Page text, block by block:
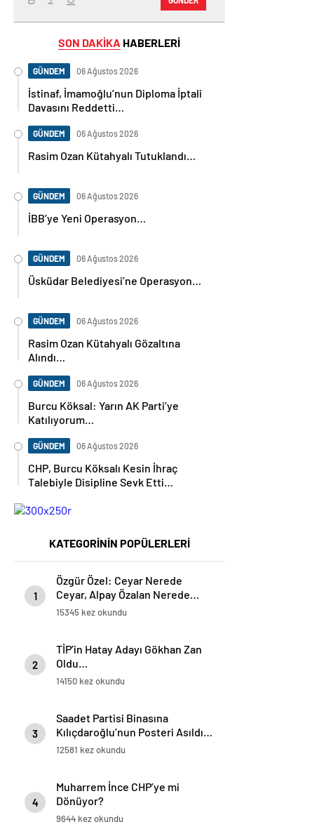
SON DAKİKA HABERLERİ
GÜNDEM 06 Ağustos 2026
İstinaf, İmamoğlu’nun Diploma İptali
Davasını Reddetti…
GÜNDEM 06 Ağustos 2026
Rasim Ozan Kütahyalı Tutuklandı…
GÜNDEM 06 Ağustos 2026
İBB’ye Yeni Operasyon…
GÜNDEM 06 Ağustos 2026
Üsküdar Belediyesi’ne Operasyon…
GÜNDEM 06 Ağustos 2026
Rasim Ozan Kütahyalı Gözaltına
Alındı…
GÜNDEM 06 Ağustos 2026
Burcu Köksal: Yarın AK Parti’ye
Katılıyorum…
GÜNDEM 06 Ağustos 2026
CHP, Burcu Köksalı Kesin İhraç
Talebiyle Disipline Sevk Etti…
KATEGORİNİN POPÜLERLERİ
1
Özgür Özel: Ceyar Nerede
Ceyar, Alpay Özalan Nerede…
15345 kez okundu
2
TİP’in Hatay Adayı Gökhan Zan
Oldu…
14150 kez okundu
3
Saadet Partisi Binasına
Kılıçdaroğlu’nun Posteri Asıldı…
12581 kez okundu
4
Muharrem İnce CHP’ye mi
Dönüyor?
9644 kez okundu